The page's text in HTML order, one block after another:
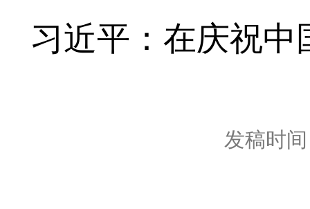
习近平：在庆祝
发稿时